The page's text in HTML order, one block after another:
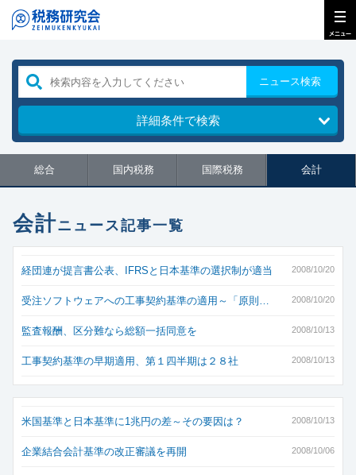
ニュース検索
詳細条件で検索
総合 国内税務 国際税務 会計
会計ニュース記事一覧
2008/10/20
経団連が提言書公表、IFRSと日本基準の選択制が適当
2008/10/20
受注ソフトウェアへの工事契約基準の適用～「原則…
2008/10/13
監査報酬、区分難なら総額一括同意を
2008/10/13
工事契約基準の早期適用、第１四半期は２８社
2008/10/13
米国基準と日本基準に1兆円の差～その要因は？
2008/10/06
企業結合会計基準の改正審議を再開